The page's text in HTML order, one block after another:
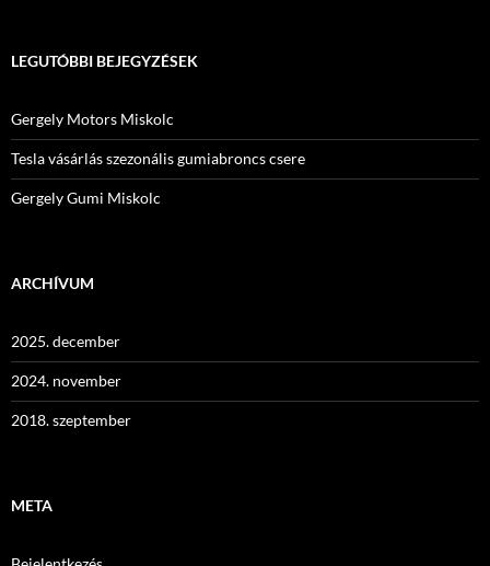
LEGUTÓBBI BEJEGYZÉSEK
Gergely Motors Miskolc
Tesla vásárlás szezonális gumiabroncs csere
Gergely Gumi Miskolc
ARCHÍVUM
2025. december
2024. november
2018. szeptember
META